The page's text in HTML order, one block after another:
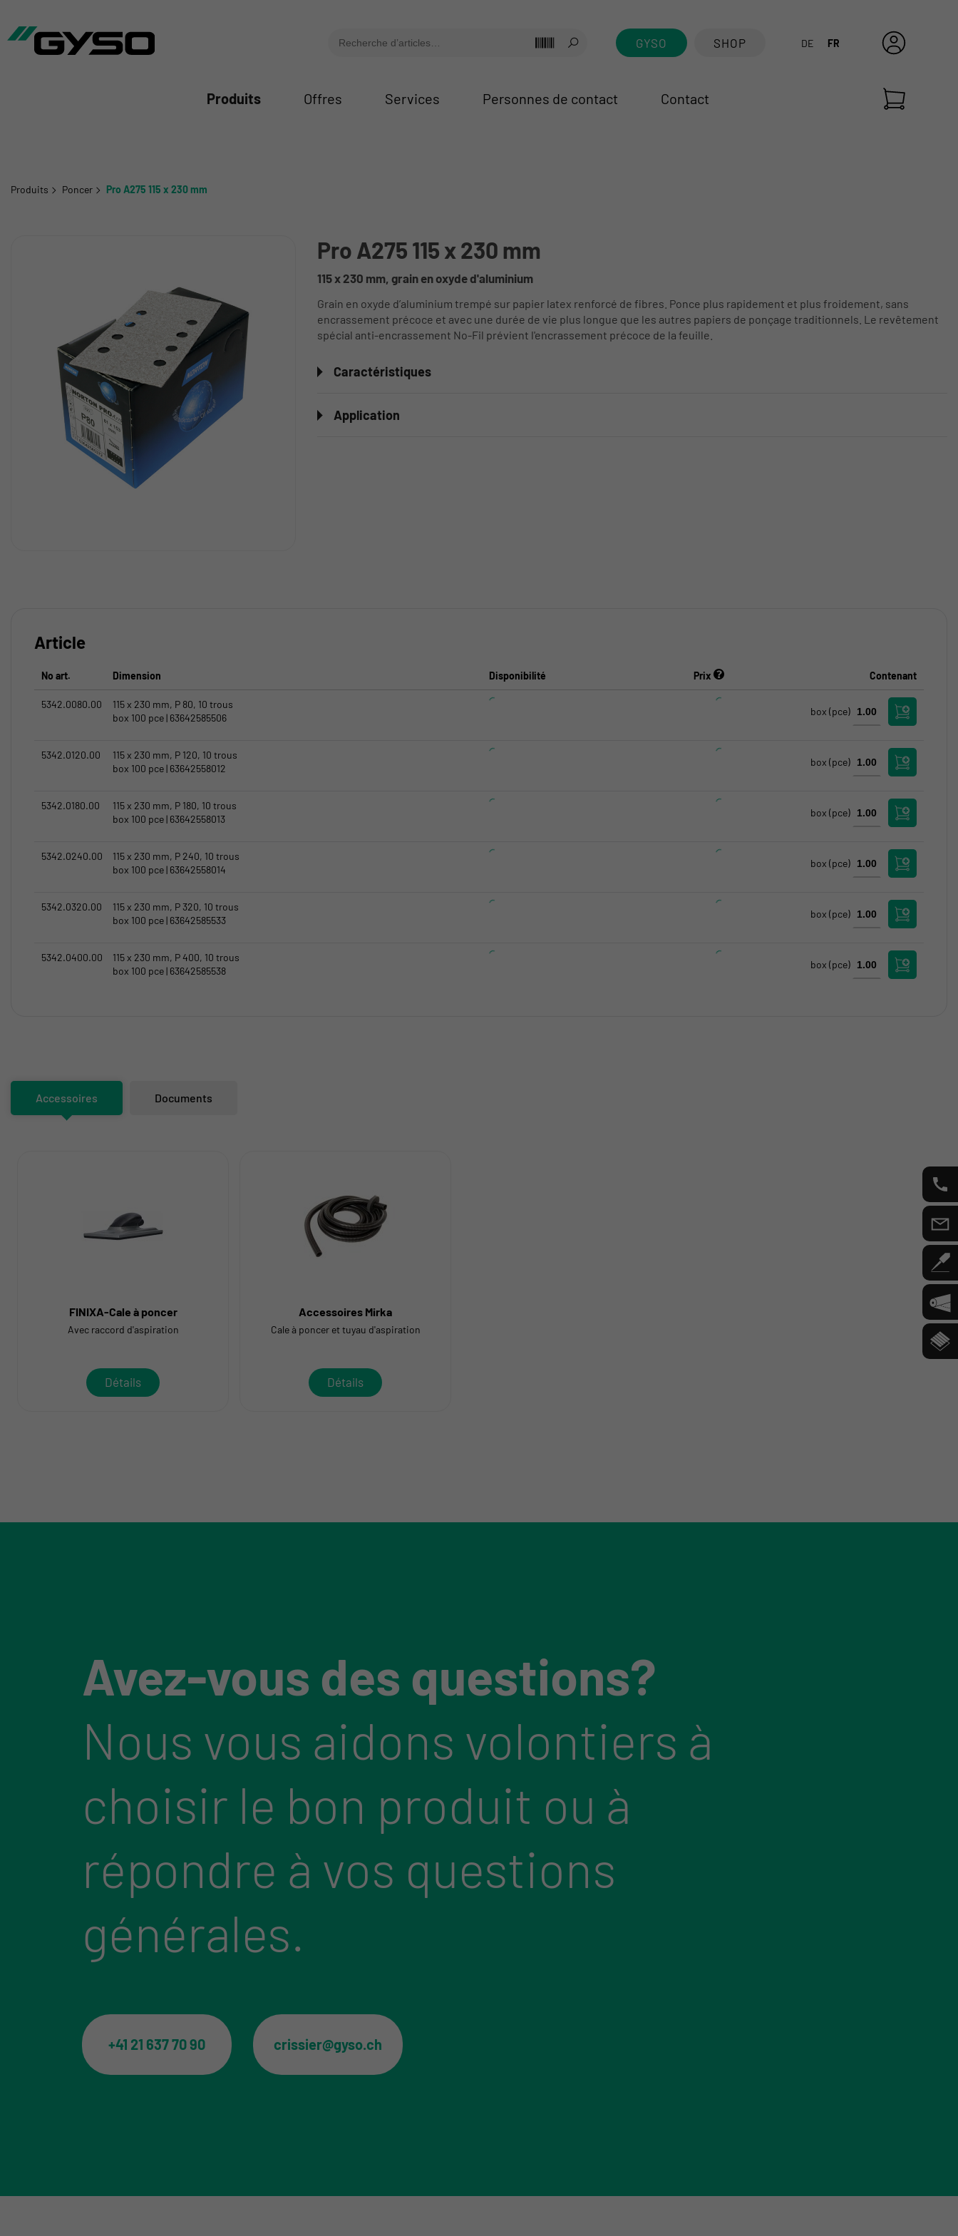
GYSO SHOP DE FR
Produits Offres Services Personnes de contact Contact
Produits Poncer Pro A275 115 x 230 mm
Pro A275 115 x 230 mm
115 x 230 mm, grain en oxyde d'aluminium
Grain en oxyde d’aluminium trempé sur papier latex renforcé de fibres. Ponce plus rapidement et plus froidement, sans
encrassement précoce et avec une durée de vie plus longue que les autres papiers de ponçage traditionnels. Le revêtement
spécial anti-encrassement No-Fil prévient l'encrassement précoce de la feuille.
Caractéristiques
Application
Article
No art. Dimension Disponibilité Prix Contenant
5342.0080.00
115 x 230 mm, P 80, 10 trous
box 100 pce | 63642585506
box (pce)
5342.0120.00
115 x 230 mm, P 120, 10 trous
box 100 pce | 63642558012
box (pce)
5342.0180.00
115 x 230 mm, P 180, 10 trous
box 100 pce | 63642558013
box (pce)
5342.0240.00
115 x 230 mm, P 240, 10 trous
box 100 pce | 63642558014
box (pce)
5342.0320.00
115 x 230 mm, P 320, 10 trous
box 100 pce | 63642585533
box (pce)
5342.0400.00
115 x 230 mm, P 400, 10 trous
box 100 pce | 63642585538
box (pce)
Accessoires Documents
FINIXA-Cale à poncer
Avec raccord d'aspiration
Détails
Accessoires Mirka
Cale à poncer et tuyau d'aspiration
Détails
Avez-vous des questions?
Nous vous aidons volontiers à
choisir le bon produit ou à
répondre à vos questions
générales.
+41 21 637 70 90 crissier@gyso.ch